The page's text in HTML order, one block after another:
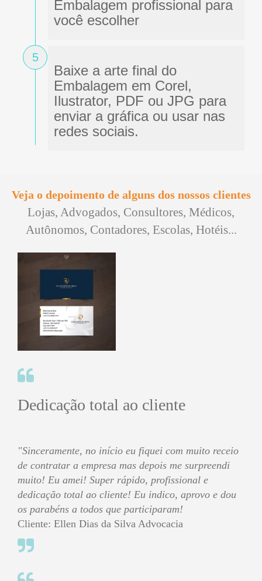
Embalagem profissional para
você escolher
5
Baixe a arte final do
Embalagem em Corel,
Ilustrator, PDF ou JPG para
enviar a gráfica ou usar nas
redes sociais.
Veja o depoimento de alguns dos nossos clientes
Lojas, Advogados, Consultores, Médicos,
Autônomos, Contadores, Escolas, Hotéis...
Dedicação total ao cliente
"Sinceramente, no início eu fiquei com muito receio
de contratar a empresa mas depois me surpreendi
muito! Eu amei! Super rápido, profissional e
dedicação total ao cliente! Eu indico, aprovo e dou
os parabéns a todos que participaram!
Cliente: Ellen Dias da Silva Advocacia